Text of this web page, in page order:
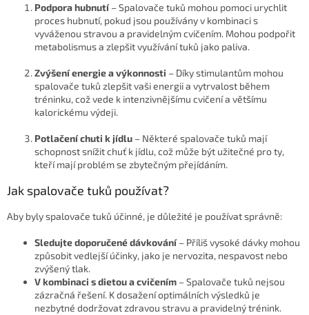
Podpora hubnutí– Spalovače tuků mohou pomoci urychlit
proces hubnutí, pokud jsou používány v kombinaci s
vyváženou stravou a pravidelným cvičením. Mohou podpořit
metabolismus a zlepšit využívání tuků jako paliva.
Zvýšení energie a výkonnosti – Díky stimulantům mohou
spalovače tuků zlepšit vaši energii a vytrvalost během
tréninku, což vede k intenzivnějšímu cvičení a většímu
kalorickému výdeji.
Potlačení chuti k jídlu – Některé spalovače tuků mají
schopnost snížit chuť k jídlu, což může být užitečné pro ty,
kteří mají problém se zbytečným přejídáním.
Jak spalovače tuků používat?
Aby byly spalovače tuků účinné, je důležité je používat správně:
Sledujte doporučené dávkování– Příliš vysoké dávky mohou
způsobit vedlejší účinky, jako je nervozita, nespavost nebo
zvýšený tlak.
V kombinaci s dietou a cvičením – Spalovače tuků nejsou
zázračná řešení. K dosažení optimálních výsledků je
nezbytné dodržovat zdravou stravu a pravidelný trénink.